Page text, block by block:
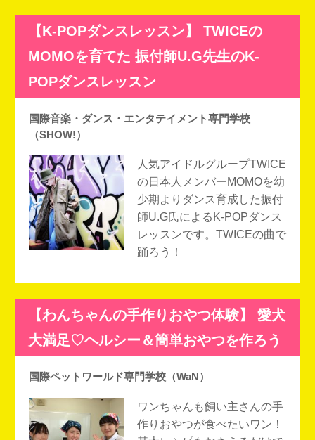
【K-POPダンスレッスン】 TWICEの
MOMOを育てた 振付師U.G先生のK-
POPダンスレッスン
国際音楽・ダンス・エンタテイメント専門学校
（SHOW!）
人気アイドルグループTWICE
の日本人メンバーMOMOを幼
少期よりダンス育成した振付
師U.G氏によるK-POPダンス
レッスンです。TWICEの曲で
踊ろう！
【わんちゃんの手作りおやつ体験】 愛犬
大満足♡ヘルシー＆簡単おやつを作ろう
国際ペットワールド専門学校（WaN）
ワンちゃんも飼い主さんの手
作りおやつが食べたいワン！